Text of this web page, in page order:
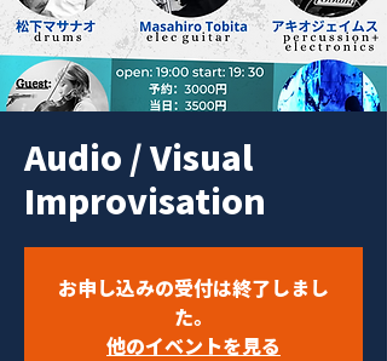
Audio / Visual
Improvisation
お申し込みの受付は終了しまし
た。
他のイベントを見る